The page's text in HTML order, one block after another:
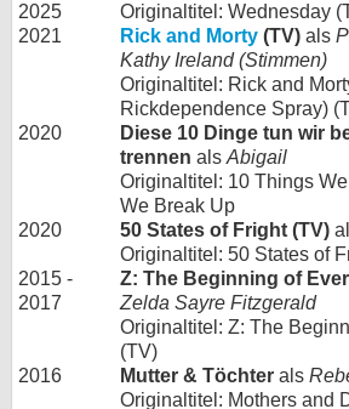
2025
Originaltitel: Wednesday
2021
Rick and Morty (TV) als
Kathy Ireland (Stimmen)
Originaltitel: Rick and
Rickdependence Spray)
2020
Diese 10 Dinge tun wir
trennen als Abigail
Originaltitel: 10 Things
We Break Up
2020
50 States of Fright (TV)
Originaltitel: 50 States of
2015 -
2017
Z: The Beginning of
Zelda Sayre Fitzgerald
Originaltitel: Z: The
(TV)
2016
Mutter & Töchter als
Originaltitel: Mothers and